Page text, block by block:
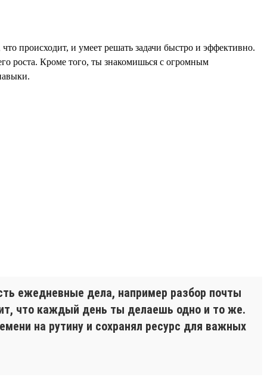
происходит, и умеет решать задачи быстро и эффективно.
роста. Кроме того, ты знакомишься с огромным
ежедневные дела, например разбор почты
что каждый день ты делаешь одно и то же.
на рутину и сохранял ресурс для важных